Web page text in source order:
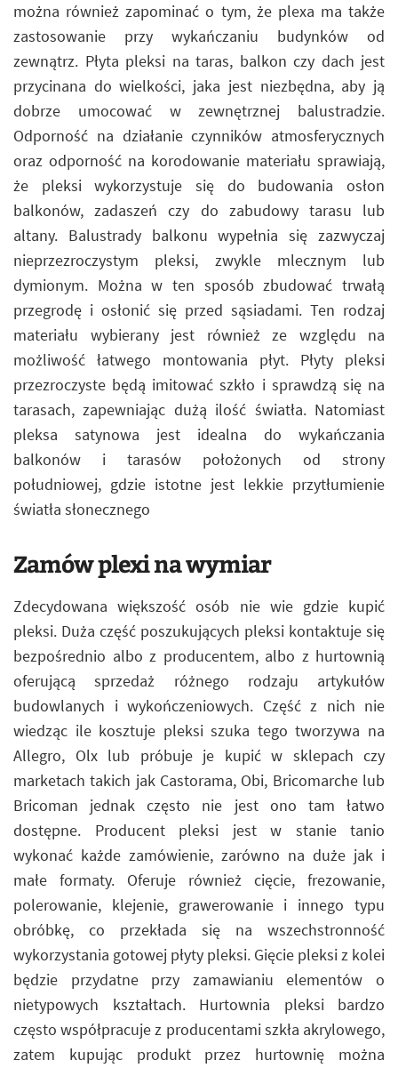
można również zapominać o tym, że plexa ma także
zastosowanie przy wykańczaniu budynków od
zewnątrz. Płyta pleksi na taras, balkon czy dach jest
przycinana do wielkości, jaka jest niezbędna, aby ją
dobrze umocować w zewnętrznej balustradzie.
Odporność na działanie czynników atmosferycznych
oraz odporność na korodowanie materiału sprawiają,
że pleksi wykorzystuje się do budowania osłon
balkonów, zadaszeń czy do zabudowy tarasu lub
altany. Balustrady balkonu wypełnia się zazwyczaj
nieprzezroczystym pleksi, zwykle mlecznym lub
dymionym. Można w ten sposób zbudować trwałą
przegrodę i osłonić się przed sąsiadami. Ten rodzaj
materiału wybierany jest również ze względu na
możliwość łatwego montowania płyt. Płyty pleksi
przezroczyste będą imitować szkło i sprawdzą się na
tarasach, zapewniając dużą ilość światła. Natomiast
pleksa satynowa jest idealna do wykańczania
balkonów i tarasów położonych od strony
południowej, gdzie istotne jest lekkie przytłumienie
światła słonecznego
Zamów plexi na wymiar
Zdecydowana większość osób nie wie gdzie kupić
pleksi. Duża część poszukujących pleksi kontaktuje się
bezpośrednio albo z producentem, albo z hurtownią
oferującą sprzedaż różnego rodzaju artykułów
budowlanych i wykończeniowych. Część z nich nie
wiedząc ile kosztuje pleksi szuka tego tworzywa na
Allegro, Olx lub próbuje je kupić w sklepach czy
marketach takich jak Castorama, Obi, Bricomarche lub
Bricoman jednak często nie jest ono tam łatwo
dostępne. Producent pleksi jest w stanie tanio
wykonać każde zamówienie, zarówno na duże jak i
małe formaty. Oferuje również cięcie, frezowanie,
polerowanie, klejenie, grawerowanie i innego typu
obróbkę, co przekłada się na wszechstronność
wykorzystania gotowej płyty pleksi. Gięcie pleksi z kolei
będzie przydatne przy zamawianiu elementów o
nietypowych kształtach. Hurtownia pleksi bardzo
często współpracuje z producentami szkła akrylowego,
zatem kupując produkt przez hurtownię można